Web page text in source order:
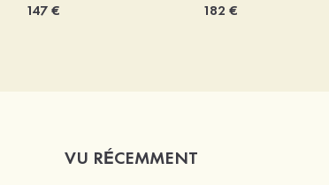
147 € 182 €
VU RÉCEMMENT